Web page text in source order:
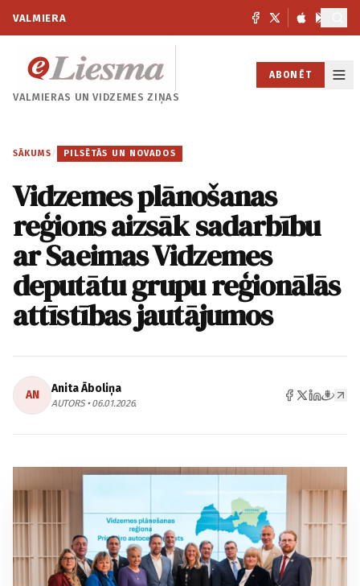
VALMIERA
VALMIERAS UNVIDZEMES ZIŅAS
ABONĒT
SĀKUMS / PILSĒTĀS UN NOVADOS
Vidzemes plānošanas
reģions aizsāk sadarbību
ar Saeimas Vidzemes
deputātu grupu reģionālās
attīstības jautājumos
AN Anita Āboliņa
AUTORS • 06.01.2026.